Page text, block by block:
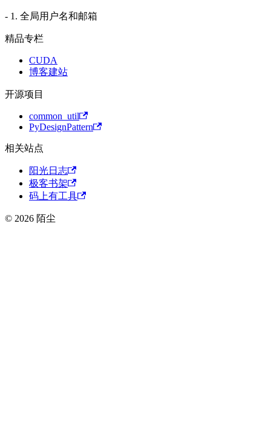
- 1. 全局用户名和邮箱
精品专栏
CUDA
博客建站
开源项目
common_util
PyDesignPattern
相关站点
阳光日志
极客书架
码上有工具
© 2026 陌尘